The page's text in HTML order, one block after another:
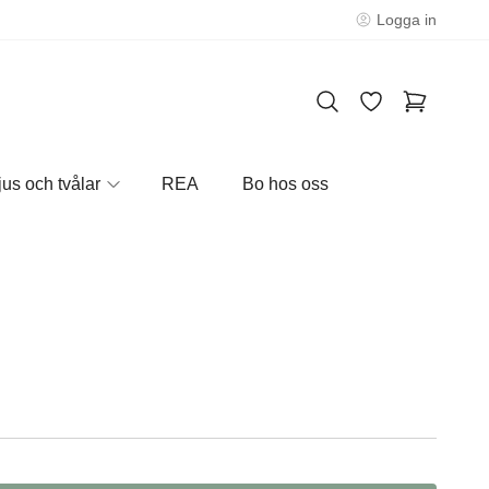
Logga in
och tvålar REA Bo hos oss